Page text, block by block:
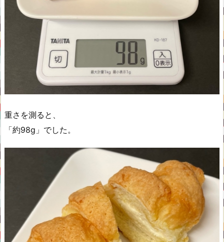
重さを測ると、
「約98g」でした。